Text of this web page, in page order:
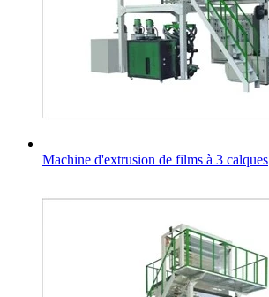
Machine d'extrusion de films à 3 calques